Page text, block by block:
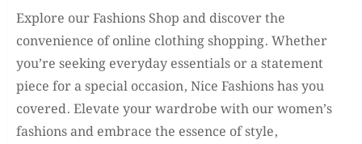
Explore our Fashions Shop and discover the
convenience of online clothing shopping. Whether
you’re seeking everyday essentials or a statement
piece for a special occasion, Nice Fashions has you
covered. Elevate your wardrobe with our women’s
fashions and embrace the essence of style,